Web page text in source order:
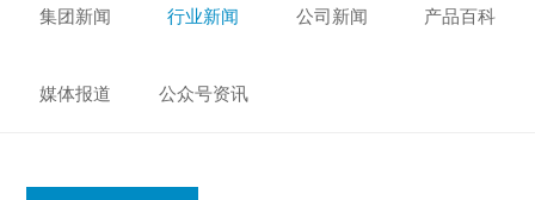
集万草® 完美宜生® 抖抖舒®
集团新闻 行业新闻 公司新闻 产品百科
媒体报道 公众号资讯